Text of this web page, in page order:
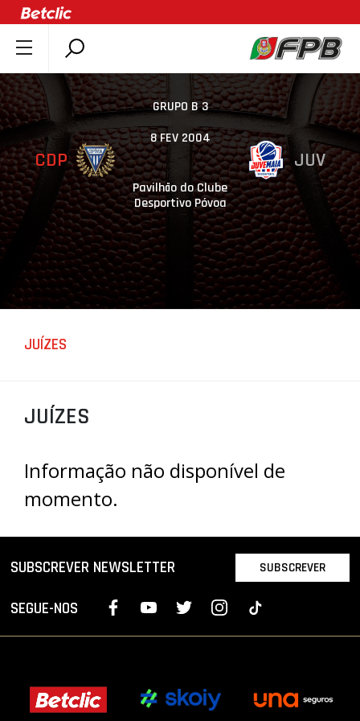
SOBRE A FPB
DOCUMENTOS
ÚLTIMAS
COMPETIÇÕES
ASSOCIAÇÕES
CLUBES
AGENTES
AGENDA
SELEÇÕES
ÁREA TÉCNICA
LIGA BETCLIC MASCULINA
GRUPO B 3
8 FEV 2004
CDP JUV
Pavilhão do Clube
Desportivo Póvoa
JUÍZES
JUÍZES
Informação não disponível de
momento.
SUBSCREVER NEWSLETTER SUBSCREVER
SEGUE-NOS